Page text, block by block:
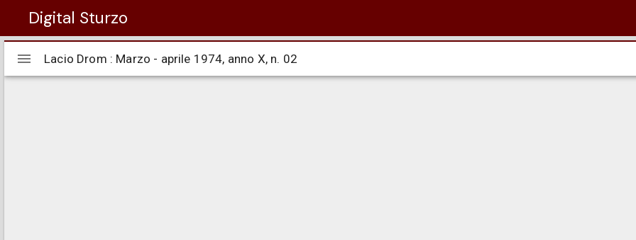
Digital Sturzo
Visualizzatore
Mirador
Lacio Drom : Marzo - aprile 1974, anno X, n. 02
Lacio Drom : Marzo - aprile 1974, anno X, n. 02